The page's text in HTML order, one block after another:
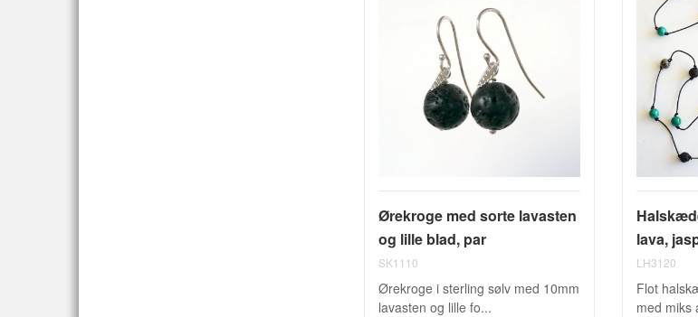
Ørekroge med sorte lavasten
og lille blad, par
SK1110
Ørekroge i sterling sølv med 10mm
lavasten og lille fo...
lava,
LH3120
Flot
med miks